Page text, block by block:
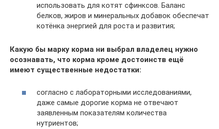
использовать для котят сфинксов. Баланс
белков, жиров и минеральных добавок обеспечат
котёнка энергией для роста и развития;
Какую бы марку корма ни выбрал владелец нужно
осознавать, что корма кроме достоинств ещё
имеют существенные недостатки:
согласно с лабораторными исследованиями,
даже самые дорогие корма не отвечают
заявленным показателям количества
нутриентов;